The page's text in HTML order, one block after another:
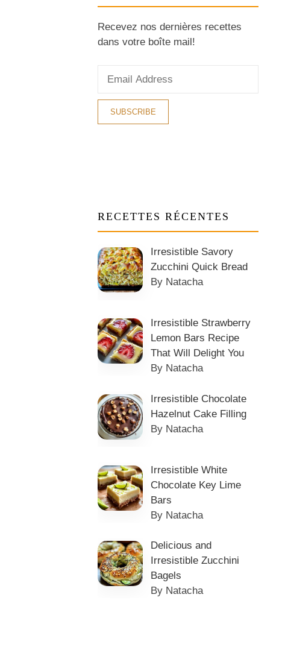
Recevez nos dernières recettes
dans votre boîte mail!
RECETTES RÉCENTES
Irresistible Savory
Zucchini Quick Bread
By Natacha
Irresistible Strawberry
Lemon Bars Recipe
That Will Delight You
By Natacha
Irresistible Chocolate
Hazelnut Cake Filling
By Natacha
Irresistible White
Chocolate Key Lime
Bars
By Natacha
Delicious and
Irresistible Zucchini
Bagels
By Natacha